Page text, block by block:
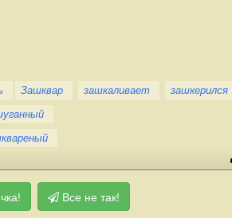
Зашквар зашкаливает
зашкерился
Все не так!